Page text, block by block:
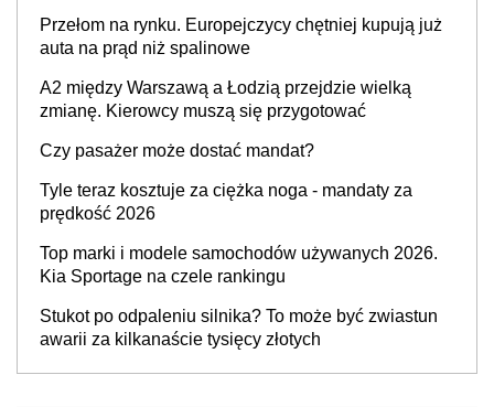
Przełom na rynku. Europejczycy chętniej kupują już
auta na prąd niż spalinowe
A2 między Warszawą a Łodzią przejdzie wielką
zmianę. Kierowcy muszą się przygotować
Czy pasażer może dostać mandat?
Tyle teraz kosztuje za ciężka noga - mandaty za
prędkość 2026
Top marki i modele samochodów używanych 2026.
Kia Sportage na czele rankingu
Stukot po odpaleniu silnika? To może być zwiastun
awarii za kilkanaście tysięcy złotych